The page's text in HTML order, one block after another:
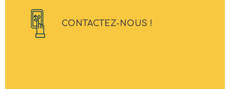
CONTACTEZ-NOUS !